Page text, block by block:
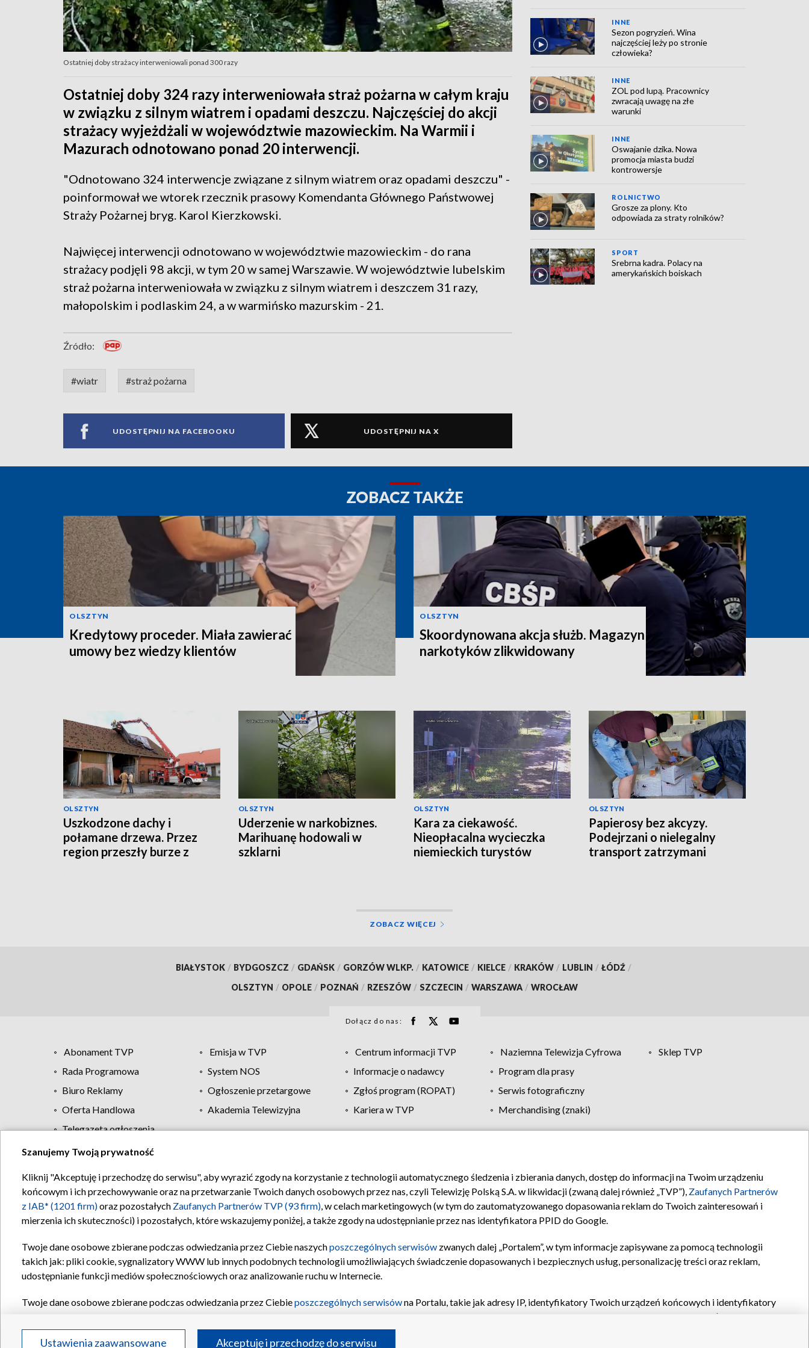
Ostatniej doby strażacy interweniowali ponad 300 razy
Ostatniej doby 324 razy interweniowała straż pożarna w całym kraju
w związku z silnym wiatrem i opadami deszczu. Najczęściej do akcji
strażacy wyjeżdżali w województwie mazowieckim. Na Warmii i
Mazurach odnotowano ponad 20 interwencji.
"Odnotowano 324 interwencje związane z silnym wiatrem oraz opadami deszczu" -
poinformował we wtorek rzecznik prasowy Komendanta Głównego Państwowej
Straży Pożarnej bryg. Karol Kierzkowski.
Najwięcej interwencji odnotowano w województwie mazowieckim - do rana
strażacy podjęli 98 akcji, w tym 20 w samej Warszawie. W województwie lubelskim
straż pożarna interweniowała w związku z silnym wiatrem i deszczem 31 razy,
małopolskim i podlaskim 24, a w warmińsko mazurskim - 21.
Źródło:
#wiatr #straż pożarna
UDOSTĘPNIJ NA FACEBOOKU UDOSTĘPNIJ NA X
INNE
Sezon pogryzień. Wina
najczęściej leży po stronie
człowieka?
INNE
ZOL pod lupą. Pracownicy
zwracają uwagę na złe
warunki
INNE
Oswajanie dzika. Nowa
promocja miasta budzi
kontrowersje
ROLNICTWO
Grosze za plony. Kto
odpowiada za straty rolników?
SPORT
Srebrna kadra. Polacy na
amerykańskich boiskach
ZOBACZ TAKŻE
OLSZTYN
Kredytowy proceder. Miała zawierać
umowy bez wiedzy klientów
OLSZTYN
Skoordynowana akcja służb. Magazyn
narkotyków zlikwidowany
OLSZTYN
Uszkodzone dachy i
połamane drzewa. Przez
region przeszły burze z
OLSZTYN
Uderzenie w narkobiznes.
Marihuanę hodowali w
szklarni
OLSZTYN
Kara za ciekawość.
Nieopłacalna wycieczka
niemieckich turystów
OLSZTYN
Papierosy bez akcyzy.
Podejrzani o nielegalny
transport zatrzymani
ZOBACZ WIĘCEJ
BIAŁYSTOK / BYDGOSZCZ / GDAŃSK / GORZÓW WLKP. / KATOWICE / KIELCE / KRAKÓW / LUBLIN / ŁÓDŹ /
OLSZTYN / OPOLE / POZNAŃ / RZESZÓW / SZCZECIN / WARSZAWA / WROCŁAW
Dołącz do nas:
Abonament TVP Emisja w TVP Centrum informacji TVP Naziemna Telewizja Cyfrowa
Sklep TVP
Rada Programowa
System NOS Informacje o nadawcy
Program dla prasy
Biuro Reklamy
Ogłoszenie przetargowe Zgłoś program (ROPAT)
Serwis fotograficzny
Oferta Handlowa
Akademia Telewizyjna Kariera w TVP
Merchandising (znaki)
Telegazeta ogłoszenia
Regulamin TVP Polityka prywatności Moje zgody Pomoc Biuro reklamy Kontakt
Szanujemy Twoją prywatność
Kliknij "Akceptuję i przechodzę do serwisu", aby wyrazić zgody na korzystanie z technologii automatycznego śledzenia i zbierania danych, dostęp do informacji na Twoim urządzeniu
końcowym i ich przechowywanie oraz na przetwarzanie Twoich danych osobowych przez nas, czyli Telewizję Polską S.A. w likwidacji (zwaną dalej również „TVP”), Zaufanych Partnerów
z IAB* (1201 firm)oraz pozostałych Zaufanych Partnerów TVP (93 firm), w celach marketingowych (w tym do zautomatyzowanego dopasowania reklam do Twoich zainteresowań i
mierzenia ich skuteczności) i pozostałych, które wskazujemy poniżej, a także zgody na udostępnianie przez nas identyfikatora PPID do Google.
Twoje dane osobowe zbierane podczas odwiedzania przez Ciebie naszychposzczególnych serwisów zwanych dalej „Portalem”, w tym informacje zapisywane za pomocą technologii
takich jak: pliki cookie, sygnalizatory WWW lub innych podobnych technologii umożliwiających świadczenie dopasowanych i bezpiecznych usług, personalizację treści oraz reklam,
udostępnianie funkcji mediów społecznościowych oraz analizowanie ruchu w Internecie.
Twoje dane osobowe zbierane podczas odwiedzania przez Ciebieposzczególnych serwisówna Portalu, takie jak adresy IP, identyfikatory Twoich urządzeń końcowych i identyfikatory
oraz pozostałych
Partnerów TVPdla realizacji następujących celów i funkcji: przechowywania informacji na urządzeniu lub dostęp do nich, wyboru podstawowych reklam, wyboru spersonalizowanych
reklam, tworzenia profilu spersonalizowanych reklam, tworzenia profilu spersonalizowanych treści, wyboru spersonalizowanych treści, pomiaru wydajności reklam, pomiaru wydajności
Ustawienia zaawansowane Akceptuję i przechodzę do serwisu